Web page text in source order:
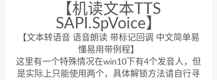
【机读文本TTS
SAPI.SpVoice】
【 文本转语音 语音朗读 带标记回调 中文简单易
懂易用带例程】
这里有一个特殊情况在win10下有4个发音人，但
是实际上只能使用两个，具体解锁方法请自行寻